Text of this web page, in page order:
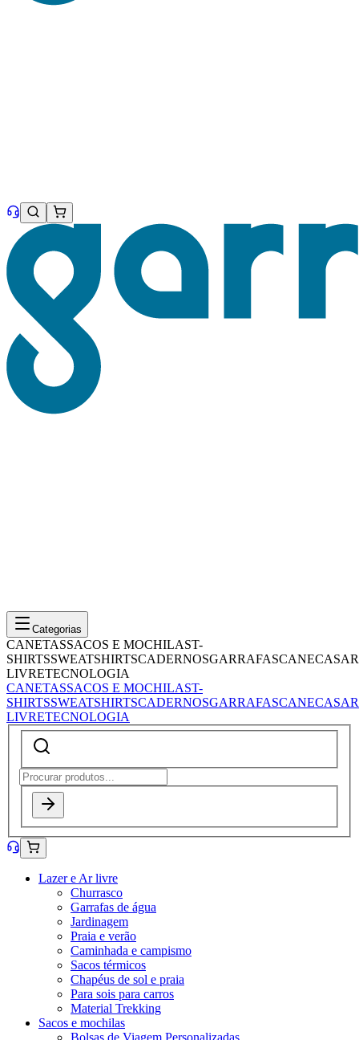
Categorias
CANETASSACOS E MOCHILAST-
SHIRTSSWEATSHIRTSCADERNOSGARRAFASCANECASAR
LIVRETECNOLOGIA
CANETASSACOS E MOCHILAST-
SHIRTSSWEATSHIRTSCADERNOSGARRAFASCANECASAR
LIVRETECNOLOGIA
Lazer e Ar livre
Churrasco
Garrafas de água
Jardinagem
Praia e verão
Caminhada e campismo
Sacos térmicos
Chapéus de sol e praia
Para sois para carros
Material Trekking
Sacos e mochilas
Bolsas de Viagem Personalizadas